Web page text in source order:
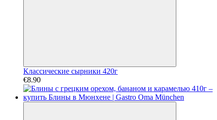
Классические сырники 420г
€8.90